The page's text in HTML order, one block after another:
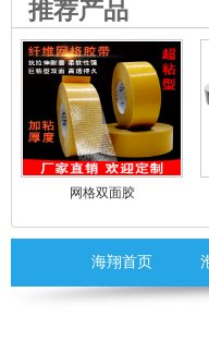
推荐产品
网格双面胶
海翔首页